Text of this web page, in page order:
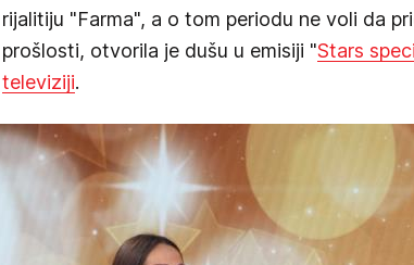
rijalitiju "Farma", a o tom periodu ne voli da
prošlosti, otvorila je dušu u emisiji "Stars
televiziji.